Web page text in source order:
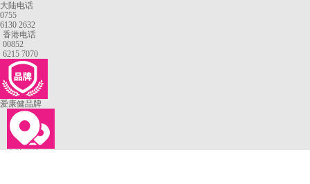
大陆电话
0755
6130 2632
香港电话
00852
6215 7070
爱康健品牌